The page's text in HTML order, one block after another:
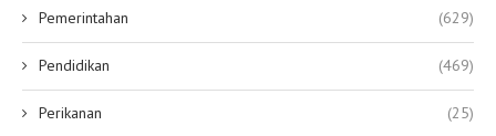
Pemerintahan (629)
Pendidikan (469)
Perikanan (25)